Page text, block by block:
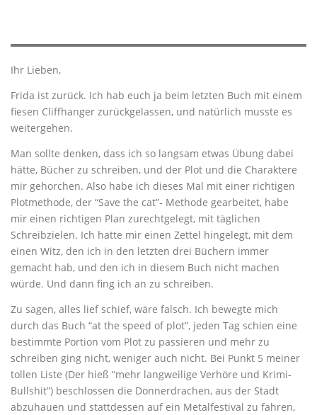
Ihr Lieben,
Frida ist zurück. Ich hab euch ja beim letzten Buch mit einem
fiesen Cliffhanger zurückgelassen, und natürlich musste es
weitergehen.
Man sollte denken, dass ich so langsam etwas Übung dabei
hätte, Bücher zu schreiben, und der Plot und die Charaktere
mir gehorchen. Also habe ich dieses Mal mit einer richtigen
Plotmethode, der “Save the cat”- Methode gearbeitet, habe
mir einen richtigen Plan zurechtgelegt, mit täglichen
Schreibzielen. Ich hatte mir einen Zettel hingelegt, mit dem
einen Witz, den ich in den letzten drei Büchern immer
gemacht hab, und den ich in diesem Buch nicht machen
würde. Und dann fing ich an zu schreiben.
Zu sagen, alles lief schief, wäre falsch. Ich bewegte mich
durch das Buch “at the speed of plot”, jeden Tag schien eine
bestimmte Portion vom Plot zu passieren und mehr zu
schreiben ging nicht, weniger auch nicht. Bei Punkt 5 meiner
tollen Liste (Der hieß “mehr langweilige Verhöre und Krimi-
Bullshit”) beschlossen die Donnerdrachen, aus der Stadt
abzuhauen und stattdessen auf ein Metalfestival zu fahren,